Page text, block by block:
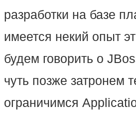
разработки на базе
имеется некий опыт
будем говорить о
чуть позже затронем
ограничимся